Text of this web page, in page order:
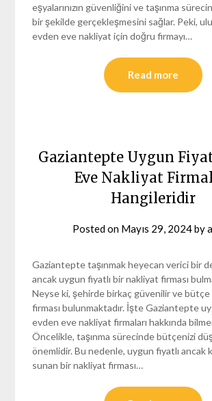
eşyalarınızın güvenliğini ve taşınma
bir şekilde gerçekleşmesini sağlar. Peki,
evden eve nakliyat için doğru firmayı…
Read more
Gaziantepte Uygun
Eve Nakliyat
Hangileridir
Posted on Mayıs 29, 2024by
Gaziantepte taşınmak heyecan verici bir
ancak uygun fiyatlı bir nakliyat firması
Neyse ki, şehirde birkaç güvenilir ve
firması bulunmaktadır. İşte Gaziantepte
evden eve nakliyat firmaları hakkında
Öncelikle, taşınma sürecinde bütçenizi
önemlidir. Bu nedenle, uygun fiyatlı ancak
sunan bir nakliyat firması…